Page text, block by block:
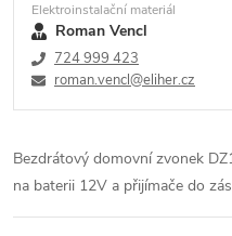
Elektroinstalační materiál
Roman Vencl
724 999 423
roman.vencl@eliher.cz
Bezdrátový domovní zvonek
na baterii 12V a přijímače do